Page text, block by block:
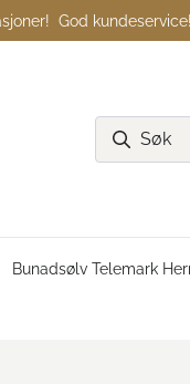
God kundeservice!
Bunadsølv Telemark